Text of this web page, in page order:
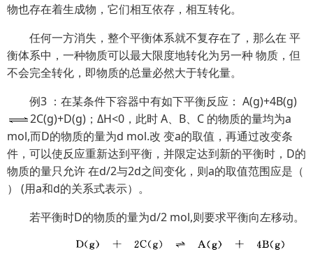
物也存在着生成物，它们相互依存，相互转化。
任何一方消失，整个平衡体系就不复存在了，那么在 平
衡体系中，一种物质可以最大限度地转化为另一种 物质，但
不会完全转化，即物质的总量必然大于转化量。
例3 ：在某条件下容器中有如下平衡反应： A(g)+4B(g)
2C(g)+D(g)；ΔH<0，此时 A、B、C 的物质的量均为a
mol,而D的物质的量为d mol.改 变a的取值，再通过改变条
件，可以使反应重新达到平衡，并限定达到新的平衡时，D的
物质的量只允许 在d/2与2d之间变化，则a的取值范围应是（
） (用a和d的关系式表示）。
若平衡时D的物质的量为d/2 mol,则要求平衡向左移动。